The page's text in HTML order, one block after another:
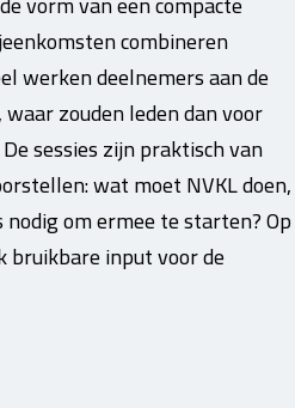
combineren
werken deelnemers aan de
zouden leden dan voor
sessies zijn praktisch van
wat moet NVKL doen,
om ermee te starten? Op
bruikbare input voor de